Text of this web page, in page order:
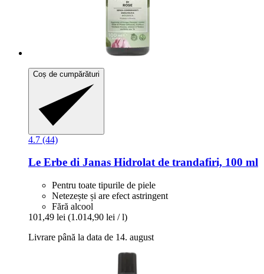
Coș de cumpărături
4.7 (44)
Le Erbe di Janas Hidrolat de trandafiri, 100 ml
Pentru toate tipurile de piele
Netezește și are efect astringent
Fără alcool
101,49 lei (1.014,90 lei / l)
Livrare până la data de 14. august